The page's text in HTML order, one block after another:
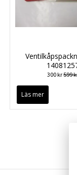
300 kr599
Läs mer